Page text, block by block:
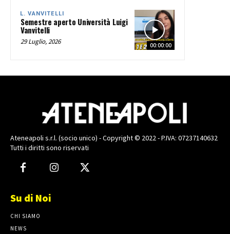
00:00:00
L. VANVITELLI
Semestre aperto Università Luigi
Vanvitelli
29 Luglio, 2026
Ateneapoli s.r.l. (socio unico) - Copyright © 2022 - P.IVA: 07237140632
Tutti i diritti sono riservati
Su di Noi
CHI SIAMO
NEWS